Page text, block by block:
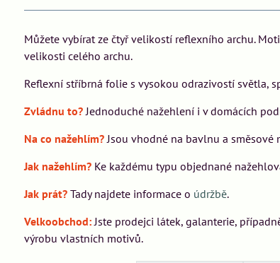
Můžete vybírat ze čtyř velikostí reflexního archu.
velikosti celého archu.
Reflexní stříbrná folie s vysokou odrazivostí světla,
Zvládnu to?Jednoduché nažehlení i v domácích
Na co nažehlím?Jsou vhodné na bavlnu a směsové
Jak nažehlím?Ke každému typu objednané
Jak prát?Tady najdete informace o údržbě.
Velkoobchod:Jste prodejci látek, galanterie,
výrobu vlastních motivů.